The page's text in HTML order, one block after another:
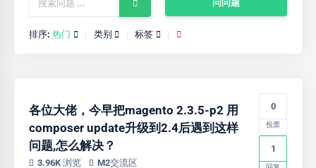
问问题
排序: 热门 类别 标签
各位大佬，今早把magento 2.3.5-p2 用
composer update升级到2.4后遇到这样
问题,怎么解决？
3.96K 浏览 M2交流区
0
投票
1